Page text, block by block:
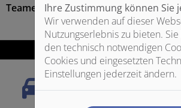
TeameventsIhre Zustimmung können Sie
Wir verwenden auf dieser
Nutzungserlebnis zu bieten.
den technisch notwendigen
Cookies und eingesetzten
Einstellungen jederzeit ändern.